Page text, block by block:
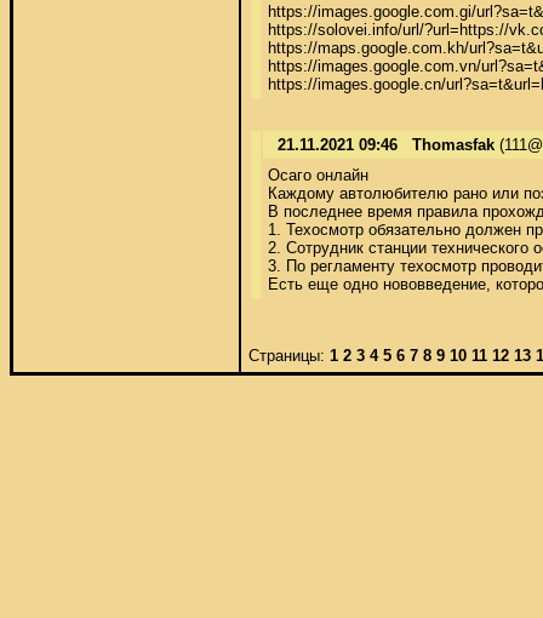
https://images.google.com.gi/
https://solovei.info/url/?url=https://
https://maps.google.com.kh/
https://images.google.com.vn/
https://images.google.cn/
21.11.2021 09:46 Thomasfak
Осаго онлайн
Каждому автолюбителю рано или
В последнее время правила
1. Техосмотр обязательно должен
2. Сотрудник станции
3. По регламенту техосмотр
Есть еще одно нововведение,
Страницы: 1 2 3 4 5 6 7 8 9 10 11 12 13